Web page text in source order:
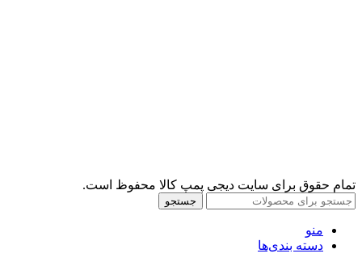
تمام حقوق برای سایت دیجی پمپ کالا محفوظ است.
جستجو
منو
دسته بندی‌ها